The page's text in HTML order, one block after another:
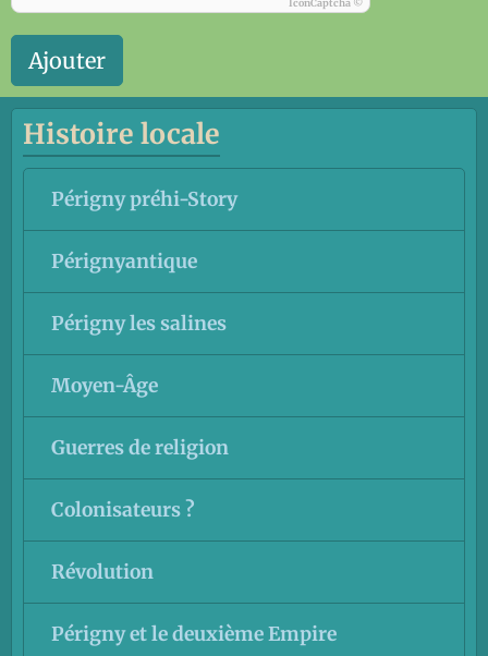
IconCaptcha ©
Ajouter
Histoire locale
Périgny préhi-Story
Pérignyantique
Périgny les salines
Moyen-Âge
Guerres de religion
Colonisateurs ?
Révolution
Périgny et le deuxième Empire